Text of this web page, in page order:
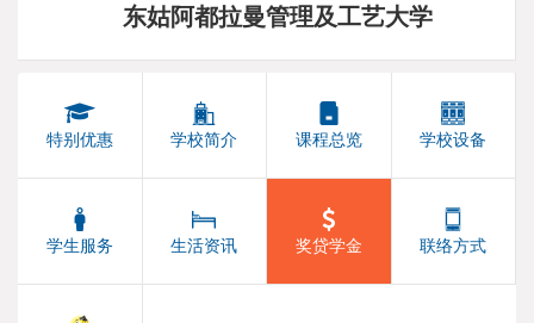
东姑阿都拉曼管理及工艺大学
特别优惠 学校简介 课程总览 学校设备
学生服务 生活资讯 奖贷学金 联络方式